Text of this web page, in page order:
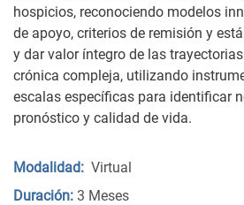
hospicios, reconociendo modelos
de apoyo, criterios de remisión y
y dar valor íntegro de las
crónica compleja, utilizando
escalas específicas para identificar
pronóstico y calidad de vida.
Modalidad: Virtual
Duración: 3 Meses